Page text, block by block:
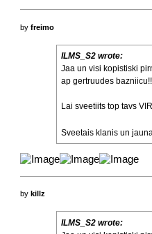
byfreimo
ILMS_S2 wrote:
Jaa un visi kopistiski
ap gertruudes
Lai sveetiits top tavs
Sveetais klanis un
by killz
ILMS_S2 wrote: